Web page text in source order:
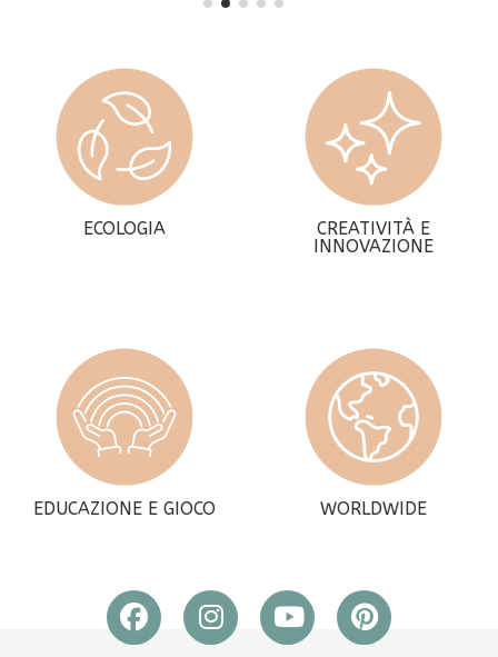
ECOLOGIA
CREATIVITÀ E
INNOVAZIONE
EDUCAZIONE E GIOCO WORLDWIDE